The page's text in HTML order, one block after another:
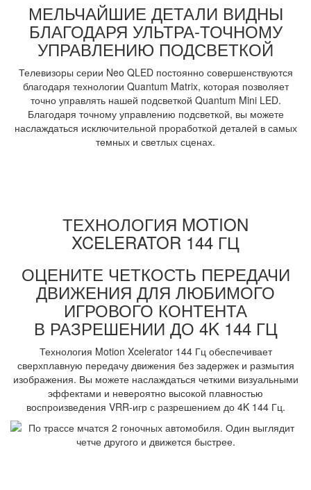
МЕЛЬЧАЙШИЕ ДЕТАЛИ ВИДНЫ
БЛАГОДАРЯ УЛЬТРА-ТОЧНОМУ
УПРАВЛЕНИЮ ПОДСВЕТКОЙ
Телевизоры серии Neo QLED постоянно совершенствуются
благодаря технологии Quantum Matrix, которая позволяет
точно управлять нашей подсветкой Quantum Mini LED.
Благодаря точному управлению подсветкой, вы можете
наслаждаться исключительной проработкой деталей в самых
темных и светлых сценах.
ТЕХНОЛОГИЯ MOTION
XCELERATOR 144 ГЦ
ОЦЕНИТЕ ЧЕТКОСТЬ ПЕРЕДАЧИ
ДВИЖЕНИЯ ДЛЯ ЛЮБИМОГО
ИГРОВОГО КОНТЕНТА
В РАЗРЕШЕНИИ ДО 4K 144 ГЦ
Технология Motion Xcelerator 144 Гц обеспечивает
сверхплавную передачу движения без задержек и размытия
изображения. Вы можете наслаждаться четкими визуальными
эффектами и невероятно высокой плавностью
воспроизведения VRR-игр с разрешением до 4K 144 Гц.